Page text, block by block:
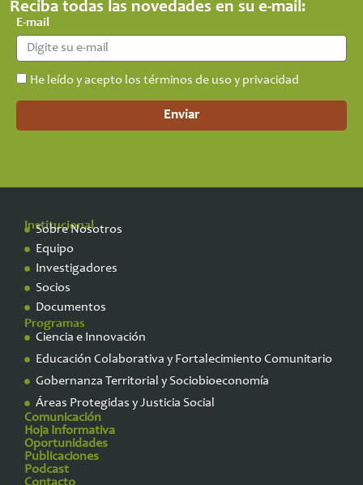
Reciba todas las novedades en su e-mail:
E-mail
He leído y acepto los términos de uso y privacidad
Enviar
Institucional
Sobre Nosotros
Equipo
Investigadores
Socios
Documentos
Programas
Ciencia e Innovación
Educación Colaborativa y Fortalecimiento Comunitario
Gobernanza Territorial y Sociobioeconomía
Áreas Protegidas y Justicia Social
Comunicación
Hoja Informativa
Oportunidades
Publicaciones
Podcast